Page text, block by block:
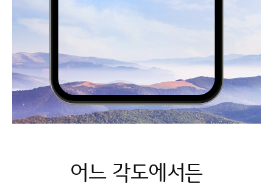
어느 각도에서든